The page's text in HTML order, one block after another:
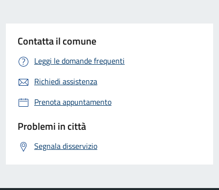
Contatta il comune
Leggi le domande frequenti
Richiedi assistenza
Prenota appuntamento
Problemi in città
Segnala disservizio